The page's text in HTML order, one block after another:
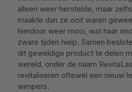
alleen weer herstelde, maar
maakte dan ze ooit waren
hierdoor weer mooi, wat haar
zware tijden hielp. Samen
dit geweldige product te delen
wereld, onder de naam
revitaliseren oftewel een nieuw
wimpers.